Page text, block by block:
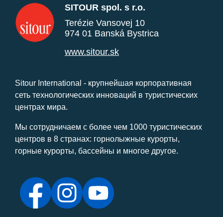
SITOUR spol. s r.o.
Terézie Vansovej 10
974 01 Banská Bystrica
www.sitour.sk
Sitour International - крупнейшая корпоративная
сеть технологических инноваций в туристических
центрах мира.
Мы сотрудничаем с более чем 1000 туристических
центров в 8 странах: горнолыжные курорты,
горные курорты, бассейны и многое другое.